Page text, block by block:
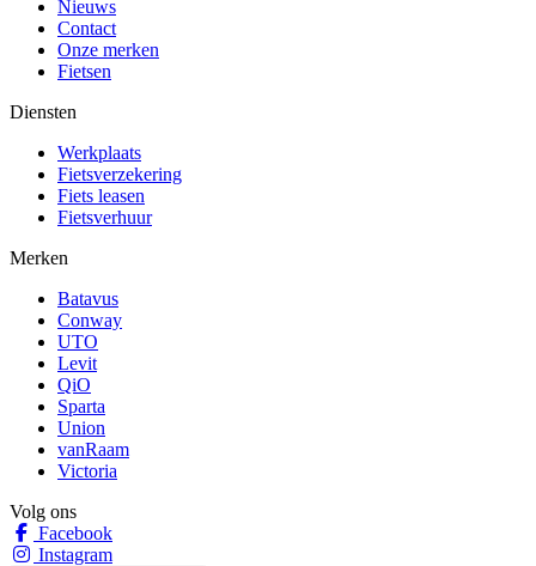
Nieuws
Contact
Onze merken
Fietsen
Diensten
Werkplaats
Fietsverzekering
Fiets leasen
Fietsverhuur
Merken
Batavus
Conway
UTO
Levit
QiO
Sparta
Union
vanRaam
Victoria
Volg ons
Facebook
Instagram